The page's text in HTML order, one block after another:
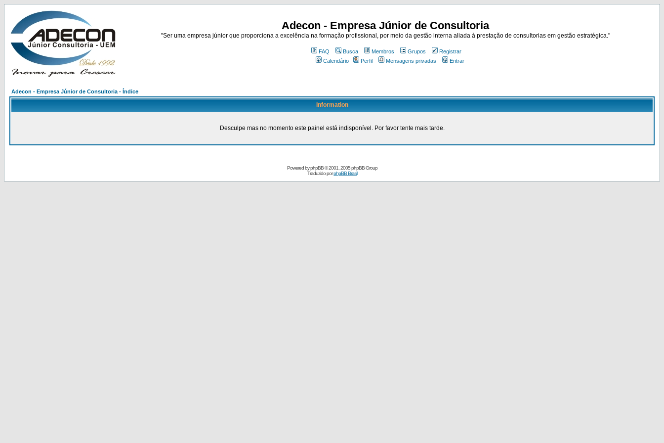
Adecon - Empresa Júnior de Consultoria
"Ser uma empresa júnior que proporciona a excelência na formação profissional, por meio da gestão interna aliada à prestação de consultorias em gestão estratégica."
FAQ Busca Membros Grupos
Registrar
Calendário
Perfil Mensagens privadas Entrar
Adecon - Empresa Júnior de Consultoria - Índice
Information
Desculpe mas no momento este painel está indisponível. Por favor tente mais tarde.
Powered byphpBB© 2001, 2005 phpBB Group
Traduzido porphpBB Brasil